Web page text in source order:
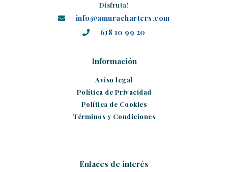
Disfruta!
info@amuracharters.com
618 10 99 20
Información
Aviso legal
Política de Privacidad
Política de Cookies
Términos y Condiciones
Enlaces de interés